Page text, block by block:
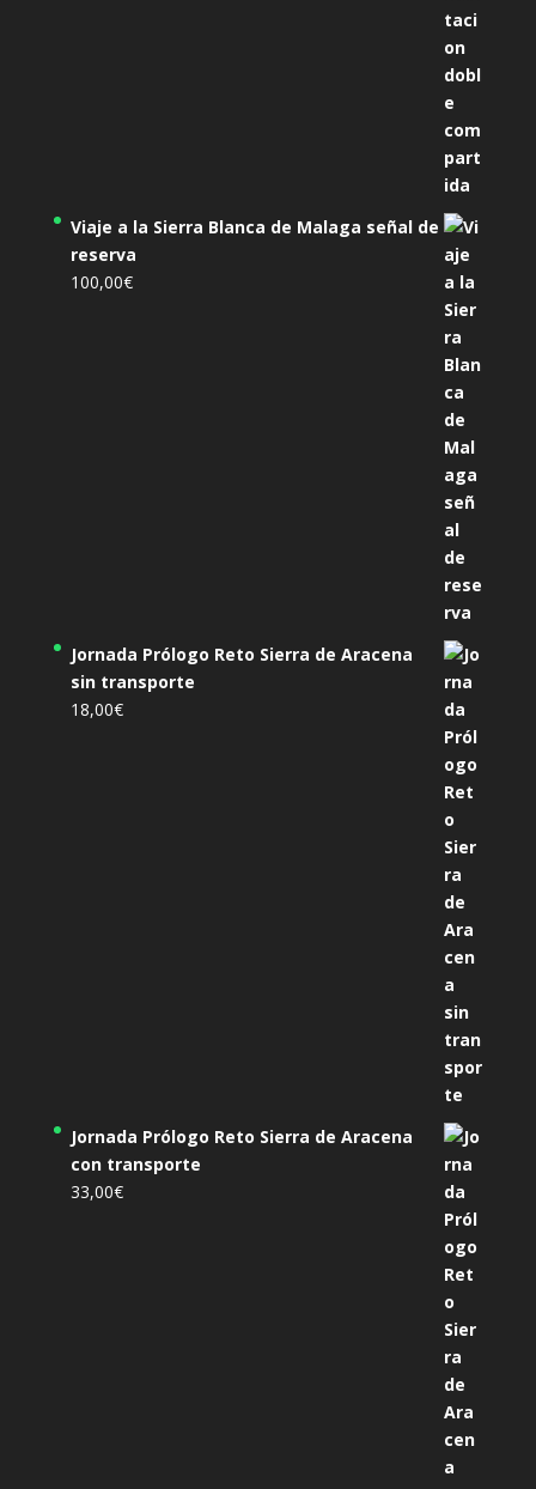
Viaje a la Sierra Blanca de Malaga señal de
reserva
100,00€
Jornada Prólogo Reto Sierra de Aracena
sin transporte
18,00€
Jornada Prólogo Reto Sierra de Aracena
con transporte
33,00€